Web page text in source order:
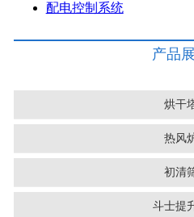
配电控制系统
产品
烘干
热风
初清
斗士提